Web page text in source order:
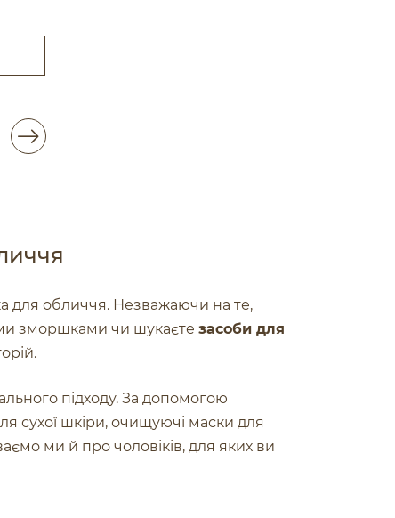
для обличчя. Незважаючи на те,
зморшками чи шукаєте засоби для
підходу. За допомогою
сухої шкіри, очищуючі маски для
ми й про чоловіків, для яких ви